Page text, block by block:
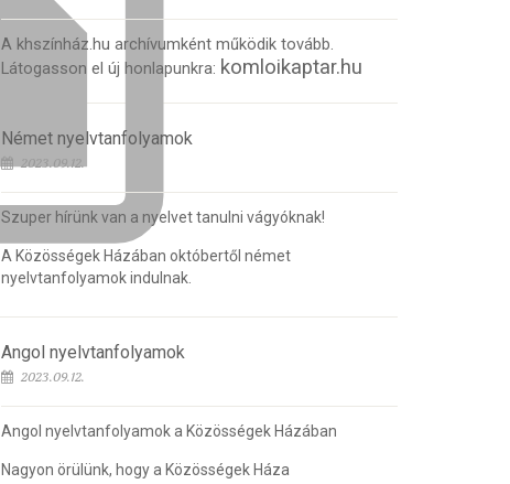
A khszínház.hu archívumként működik tovább.
Látogasson el új honlapunkra: komloikaptar.hu
Német nyelvtanfolyamok
2023.09.12.
Szuper hírünk van a nyelvet tanulni vágyóknak!
A Közösségek Házában októbertől német
nyelvtanfolyamok indulnak.
Angol nyelvtanfolyamok
2023.09.12.
Angol nyelvtanfolyamok a Közösségek Házában
Nagyon örülünk, hogy a Közösségek Háza